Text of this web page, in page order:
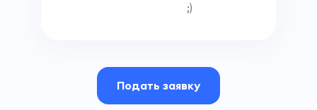
;)
Подать заявку